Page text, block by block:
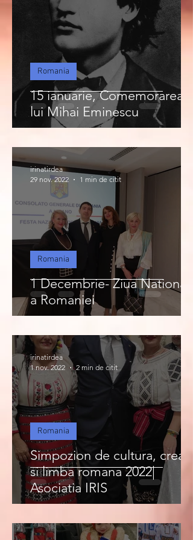
15 ianuarie, Comemorarea
lui Mihai Eminescu
Romania
1 Decembrie- Ziua Nationala
a Romaniei
Romania
irinatirdea
29 nov. 2022
1 min de citit
Simpozion de cultura, creatie
si limba romana 2022|
Asociatia IRIS
Romania
irinatirdea
1 nov. 2022
2 min de citit